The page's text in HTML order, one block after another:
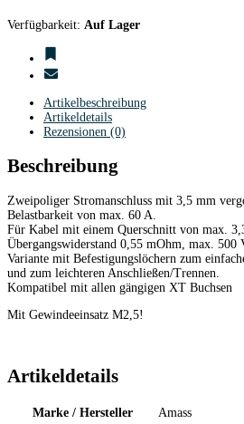
Verfügbarkeit: Auf Lager
Artikelbeschreibung
Artikeldetails
Rezensionen (0)
Beschreibung
Zweipoliger Stromanschluss mit 3,5 mm
Belastbarkeit von max. 60 A.
Für Kabel mit einem Querschnitt von max.
Übergangswiderstand 0,55 mOhm, max. 500
Variante mit Befestigungslöchern zum
und zum leichteren Anschließen/Trennen.
Kompatibel mit allen gängigen XT Buchsen
Mit Gewindeeinsatz M2,5!
Artikeldetails
Marke / Hersteller Amass